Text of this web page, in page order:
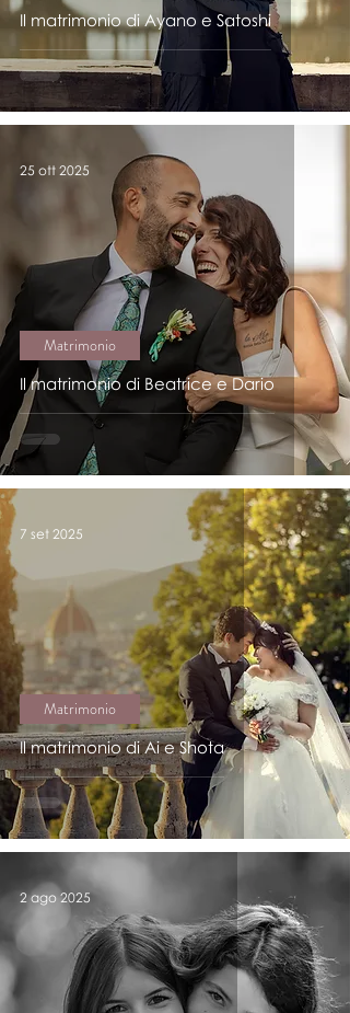
Il matrimonio di Ayano e Satoshi
Il matrimonio di Beatrice e Dario
Matrimonio
25 ott 2025
Il matrimonio di Ai e Shota
Matrimonio
7 set 2025
2 ago 2025